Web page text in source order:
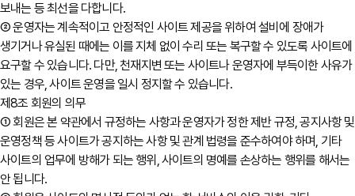
보내는 등 최선을 다합니다.
② 운영자는 계속적이고 안정적인 사이트 제공을 위하여 설비에 장애가
생기거나 유실된 때에는 이를 지체 없이 수리 또는 복구할 수 있도록 사이트에
요구할 수 있습니다. 다만, 천재지변 또는 사이트나 운영자에 부득이한 사유가
있는 경우, 사이트 운영을 일시 정지할 수 있습니다.
제8조 회원의 의무
① 회원은 본 약관에서 규정하는 사항과 운영자가 정한 제반 규정, 공지사항 및
운영정책 등 사이트가 공지하는 사항 및 관계 법령을 준수하여야 하며, 기타
사이트의 업무에 방해가 되는 행위, 사이트의 명예를 손상하는 행위를 해서는
안 됩니다.